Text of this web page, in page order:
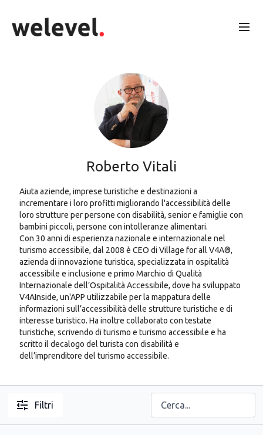
Roberto Vitali
Aiuta aziende, imprese turistiche e destinazioni a
incrementare i loro profitti migliorando l'accessibilità delle
loro strutture per persone con disabilità, senior e famiglie con
bambini piccoli, persone con intolleranze alimentari.
Con 30 anni di esperienza nazionale e internazionale nel
turismo accessibile, dal 2008 è CEO di Village for all V4A®,
azienda di innovazione turistica, specializzata in ospitalità
accessibile e inclusione e primo Marchio di Qualità
Internazionale dell’Ospitalità Accessibile, dove ha sviluppato
V4AInside, un'APP utilizzabile per la mappatura delle
informazioni sull’accessibilità delle strutture turistiche e di
interesse turistico. Ha inoltre collaborato con testate
turistiche, scrivendo di turismo e turismo accessibile e ha
scritto il decalogo del turista con disabilità e
dell’imprenditore del turismo accessibile.
Filtri